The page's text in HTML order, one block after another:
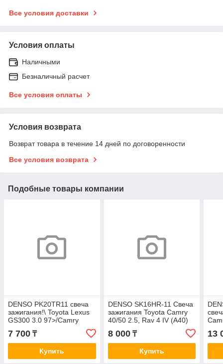
Все условия доставки
Условия оплаты
Наличными
Безналичный расчет
Все условия оплаты
Условия возврата
Возврат товара в течение 14 дней по договоренности
Все условия возврата
Подобные товары компании
DENSO PK20TR11 свеча
зажигания!\ Toyota Lexus
GS300 3.0 97>/Camry
99/Corona/Avensis 2.0 98>
7 700 ₸
Купить
DENSO SK16HR-11 Свеча
зажигания Toyota Camry
40/50 2.5, Rav 4 IV (A40)
Lexus ES250 >12
8 000₸
Купить
13